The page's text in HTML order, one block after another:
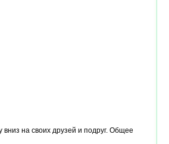
вниз на своих друзей и подруг. Общее